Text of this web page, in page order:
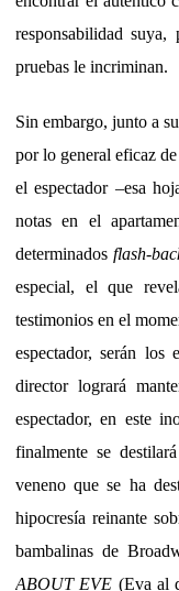
responsabilidad
pruebas le incriminan.
Sin embargo, junto a
por lo general eficaz
el espectador –esa
notas en el
determinados flash-
especial, el que
testimonios en el
espectador, serán los
director logrará
espectador, en este
finalmente se
veneno que se ha
hipocresía reinante
bambalinas de
ABOUT EVE (Eva al